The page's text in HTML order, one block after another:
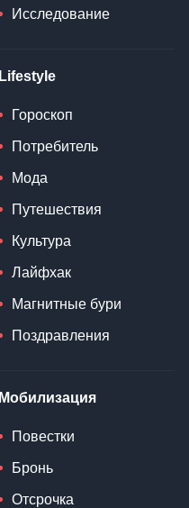
Исследование
Lifestyle
Гороскоп
Потребитель
Мода
Путешествия
Культура
Лайфхак
Магнитные бури
Поздравления
Мобилизация
Повестки
Бронь
Отсрочка